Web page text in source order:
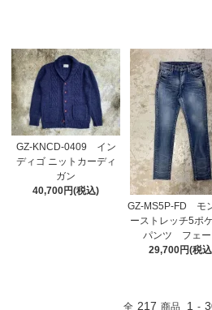
GZ-KNCD-0409 イン
ディゴ ニットカーディ
ガン
40,700円(税込)
GZ-MS5P-FD モ
ーストレッチ5ポ
パンツ フェー
29,700円(税
全 217 商品 1 -